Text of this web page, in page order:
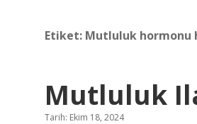
Etiket: Mutluluk hormonu
Mutluluk
Tarih: Ekim 18, 2024